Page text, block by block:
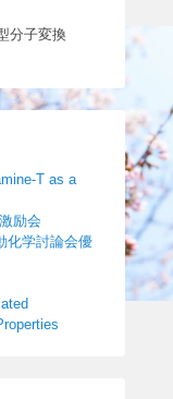
分子変換
T as a
励会
化学討論会優